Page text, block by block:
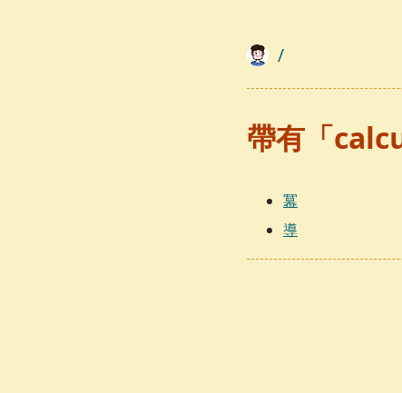
/
帶有「
冪
導